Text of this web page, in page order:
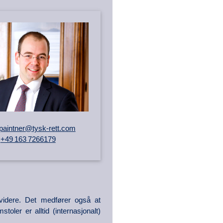
rett.com
+49 163 7266179
Det medfører også at
er alltid (internasjonalt)